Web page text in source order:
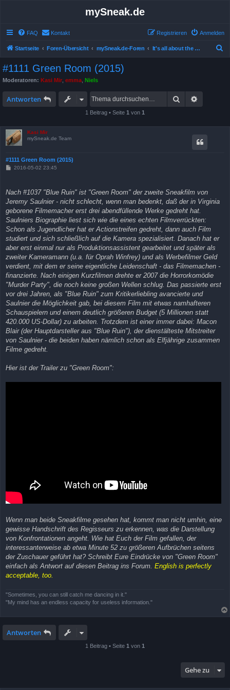
mySneak.de
FAQ Kontakt Anmelden
Registrieren
Startseite Foren-Übersicht mySneak.de-Foren It's all about the movies!
#1111 Green Room (2015)
Moderatoren: Kasi Mir emma Niels
Antworten Suche
1 Beitrag • Seite 1 von 1
Kasi Mir
mySneak.de Team
#1111 Green Room (2015)
B
r
g
2016-05-02 23:45
Nach #1037 "Blue Ruin" ist "Green Room" der zweite Sneakfilm von
Jeremy Saulnier - nicht schlecht, wenn man bedenkt, daß der in Virginia
geborene Filmemacher erst drei abendfüllende Werke gedreht hat.
Saulniers Biographie liest sich wie die eines echten Filmverrückten:
Schon als Jugendlicher hat er Actionstreifen gedreht, dann auch Film
studiert und sich schließlich auf die Kamera spezialisiert. Danach hat er
aber erst einmal nur als Produktionsassistent gearbeitet und später als
zweiter Kameramann (u.a. für Oprah Winfrey) und als Werbefilmer Geld
verdient, mit dem er seine eigentliche Leidenschaft - das Filmemachen -
finanzierte. Nach einigen Kurzfilmen drehte er 2007 die Horrorkomödie
"Murder Party", die noch keine großen Wellen schlug. Das passierte erst
vor drei Jahren, als "Blue Ruin" zum Kritikerliebling avancierte und
Saulnier die Möglichkeit gab, bei diesem Film mit etwas namhafteren
Schauspielern und einem deutlich größeren Budget (5 Millionen statt
420.000 US-Dollar) zu arbeiten. Trotzdem ist einer immer dabei: Macon
Blair (der Hauptdarsteller aus "Blue Ruin"), der dienstälteste Mitstreiter
von Saulnier - die beiden haben nämlich schon als Elfjährige zusammen
Filme gedreht.
Hier ist der Trailer zu "Green Room":
Wenn man beide Sneakfilme gesehen hat, kommt man nicht umhin, eine
gewisse Handschrift des Regisseurs zu erkennen, was die Darstellung
von Konfrontationen angeht. Wie hat Euch der Film gefallen, der
interessanterweise ab etwa Minute 52 zu größeren Aufbrüchen seitens
der Zuschauer geführt hat? Schreibt Eure Eindrücke von "Green Room"
einfach als Antwort auf diesen Beitrag ins Forum. English is perfectly
acceptable, too.
"Sometimes, you can still catch me dancing in it."
"My mind has an endless capacity for useless information."
Antworten
1 Beitrag • Seite 1 von 1
Gehe zu